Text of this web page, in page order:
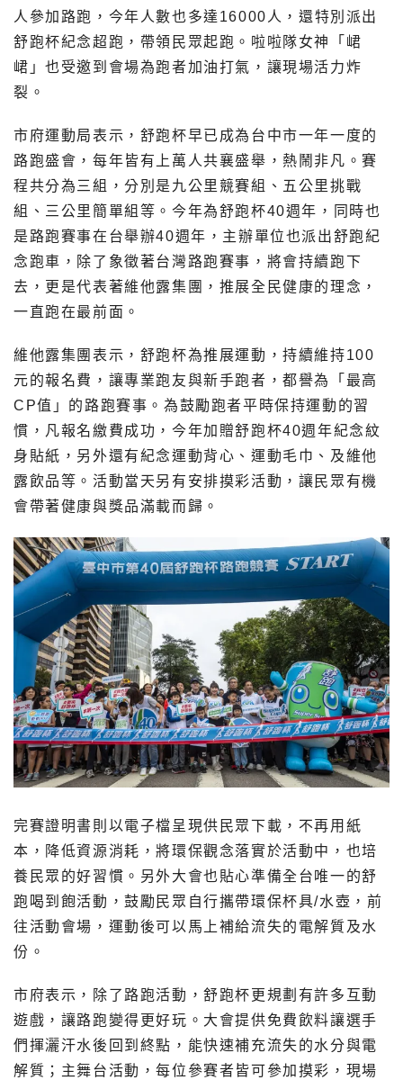
人參加路跑，今年人數也多達16000人，還特別派出
舒跑杯紀念超跑，帶領民眾起跑。啦啦隊女神「峮
峮」也受邀到會場為跑者加油打氣，讓現場活力炸
裂。
市府運動局表示，舒跑杯早已成為台中市一年一度的
路跑盛會，每年皆有上萬人共襄盛舉，熱鬧非凡。賽
程共分為三組，分別是九公里競賽組、五公里挑戰
組、三公里簡單組等。今年為舒跑杯40週年，同時也
是路跑賽事在台舉辦40週年，主辦單位也派出舒跑紀
念跑車，除了象徵著台灣路跑賽事，將會持續跑下
去，更是代表著維他露集團，推展全民健康的理念，
一直跑在最前面。
維他露集團表示，舒跑杯為推展運動，持續維持100
元的報名費，讓專業跑友與新手跑者，都譽為「最高
CP值」的路跑賽事。為鼓勵跑者平時保持運動的習
慣，凡報名繳費成功，今年加贈舒跑杯40週年紀念紋
身貼紙，另外還有紀念運動背心、運動毛巾、及維他
露飲品等。活動當天另有安排摸彩活動，讓民眾有機
會帶著健康與獎品滿載而歸。
完賽證明書則以電子檔呈現供民眾下載，不再用紙
本，降低資源消耗，將環保觀念落實於活動中，也培
養民眾的好習慣。另外大會也貼心準備全台唯一的舒
跑喝到飽活動，鼓勵民眾自行攜帶環保杯具/水壺，前
往活動會場，運動後可以馬上補給流失的電解質及水
份。
市府表示，除了路跑活動，舒跑杯更規劃有許多互動
遊戲，讓路跑變得更好玩。大會提供免費飲料讓選手
們揮灑汗水後回到終點，能快速補充流失的水分與電
解質；主舞台活動，每位參賽者皆可參加摸彩，現場